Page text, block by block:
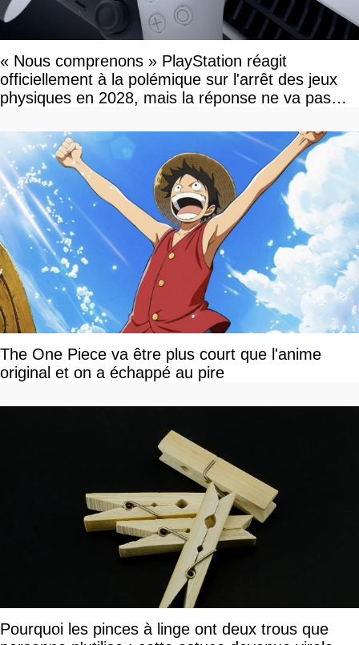
« Nous comprenons » PlayStation réagit
officiellement à la polémique sur l'arrêt des jeux
physiques en 2028, mais la réponse ne va pas
The One Piece va être plus court que l'anime
original et on a échappé au pire
Pourquoi les pinces à linge ont deux trous que